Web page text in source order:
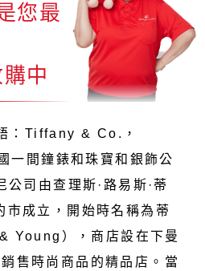
您最
中
：Tiffany & Co.，
一間鐘錶和珠寶和銀飾公
司由查理斯·路易斯·蒂
市成立，開始時名稱為蒂
Young），商店設在下曼
售時尚商品的精品店。當